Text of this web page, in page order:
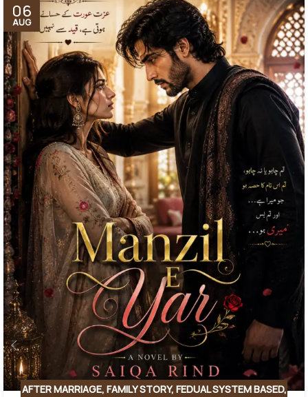
06
AUG
AFTER MARRIAGE, FAMILY STORY, FEDUAL SYSTEM BASED,